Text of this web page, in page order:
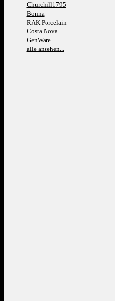
Churchill1795
Bonna
RAK Porcelain
Costa Nova
GenWare
alle ansehen...